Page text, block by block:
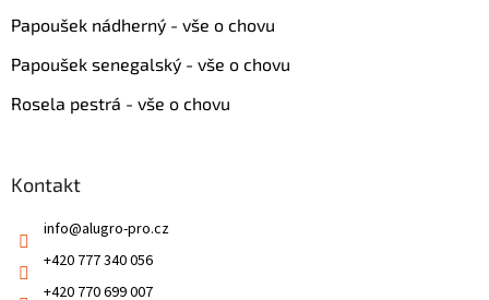
Papoušek nádherný - vše o chovu
Papoušek senegalský - vše o chovu
Rosela pestrá - vše o chovu
Kontakt
info@alugro-pro.cz
+420 777 340 056
+420 770 699 007